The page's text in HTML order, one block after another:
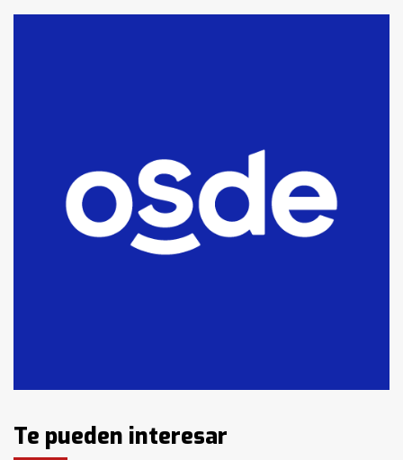
fueron detenidos por
comercialización de drogas en la
tarde del sábado
T.Lauquen: se vendió el edificio de
lo que fue la planta Industrial del
Identidad de los adolescentes
pampeanos que fueron
Te pueden interesar